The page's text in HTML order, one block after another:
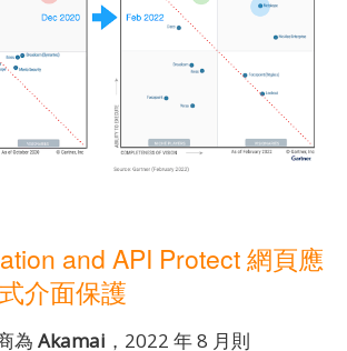
and API Protect 網頁應
介面保護
為 Akamai ，2022 年 8 月則